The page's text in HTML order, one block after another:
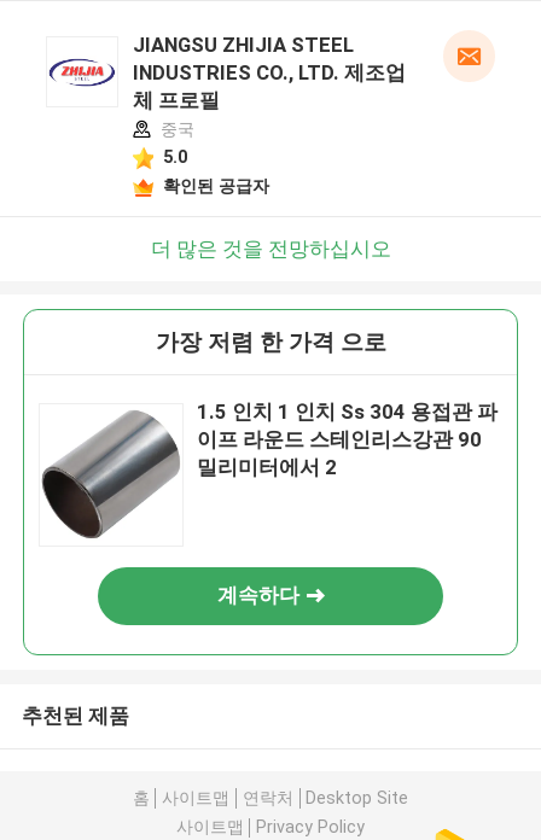
JIANGSU ZHIJIA STEEL
INDUSTRIES CO., LTD. 제조업
체 프로필
중국
5.0
확인된 공급자
더 많은 것을 전망하십시오
가장 저렴 한 가격 으로
1.5 인치 1 인치 Ss 304 용접관 파
이프 라운드 스테인리스강관 90
밀리미터에서 2
계속하다
추천된 제품
홈 사이트맵 연락처
Desktop Site
사이트맵
Privacy Policy